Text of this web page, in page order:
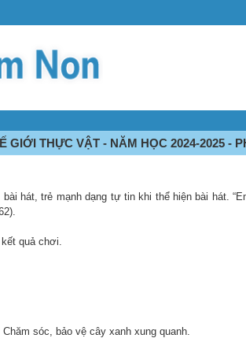
THỰC VẬT - NĂM HỌC 2024-2025 -
hát, trẻ mạnh dạng tự tin khi thể hiện bài hát.
quả chơi.
sóc, bảo vệ cây xanh xung quanh.